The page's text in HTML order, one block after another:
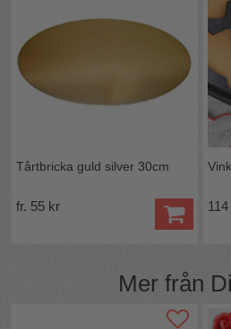
VERSALER anger allergen
Näringsvärde per 100g:
Energi 1722 kJ 407,00 kcal,
Varav enkelomättat 0g Varav
75,1g Varav sockerarter 65,7g
Salt 0g.
Tårtbricka guld silver 30cm
fr. 55 kr
Mer från